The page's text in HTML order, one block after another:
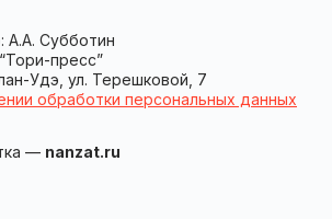
А.А. Субботин
пресс”
Удэ, ул. Терешковой, 7
обработки персональных данных
— nanzat.ru